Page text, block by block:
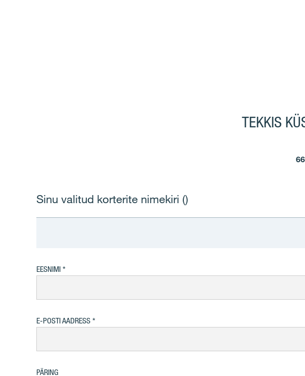
TEKKIS
Sinu valitud korterite nimekiri ()
EESNIMI
E-POSTI AADRESS
PÄRING